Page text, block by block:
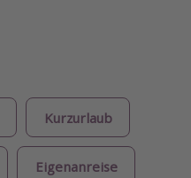
Kurzurlaub
Eigenanreise